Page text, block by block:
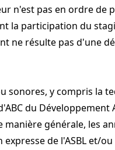
n'est pas en ordre de
la participation du
ne résulte pas d'une
sonores, y compris la
du Développement
générale, les
de l'ASBL et/